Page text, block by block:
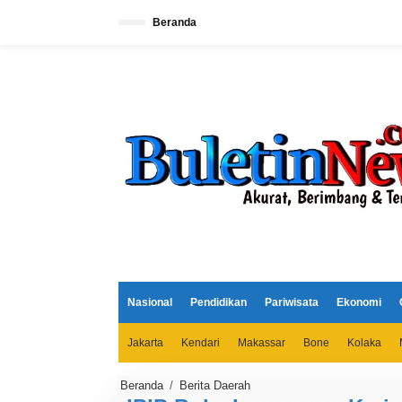
Beranda
Nasional Pendidikan Pariwisata Ekonomi
Jakarta Kendari Makassar Bone Kolaka
Beranda / Berita Daerah